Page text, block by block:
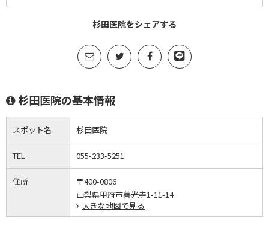
杉田医院をシェアする
杉田医院の基本情報
スポット名 杉田医院
TEL 055-233-5251
住所
〒400-0806
山梨県甲府市善光寺1-11-14
大きな地図で見る